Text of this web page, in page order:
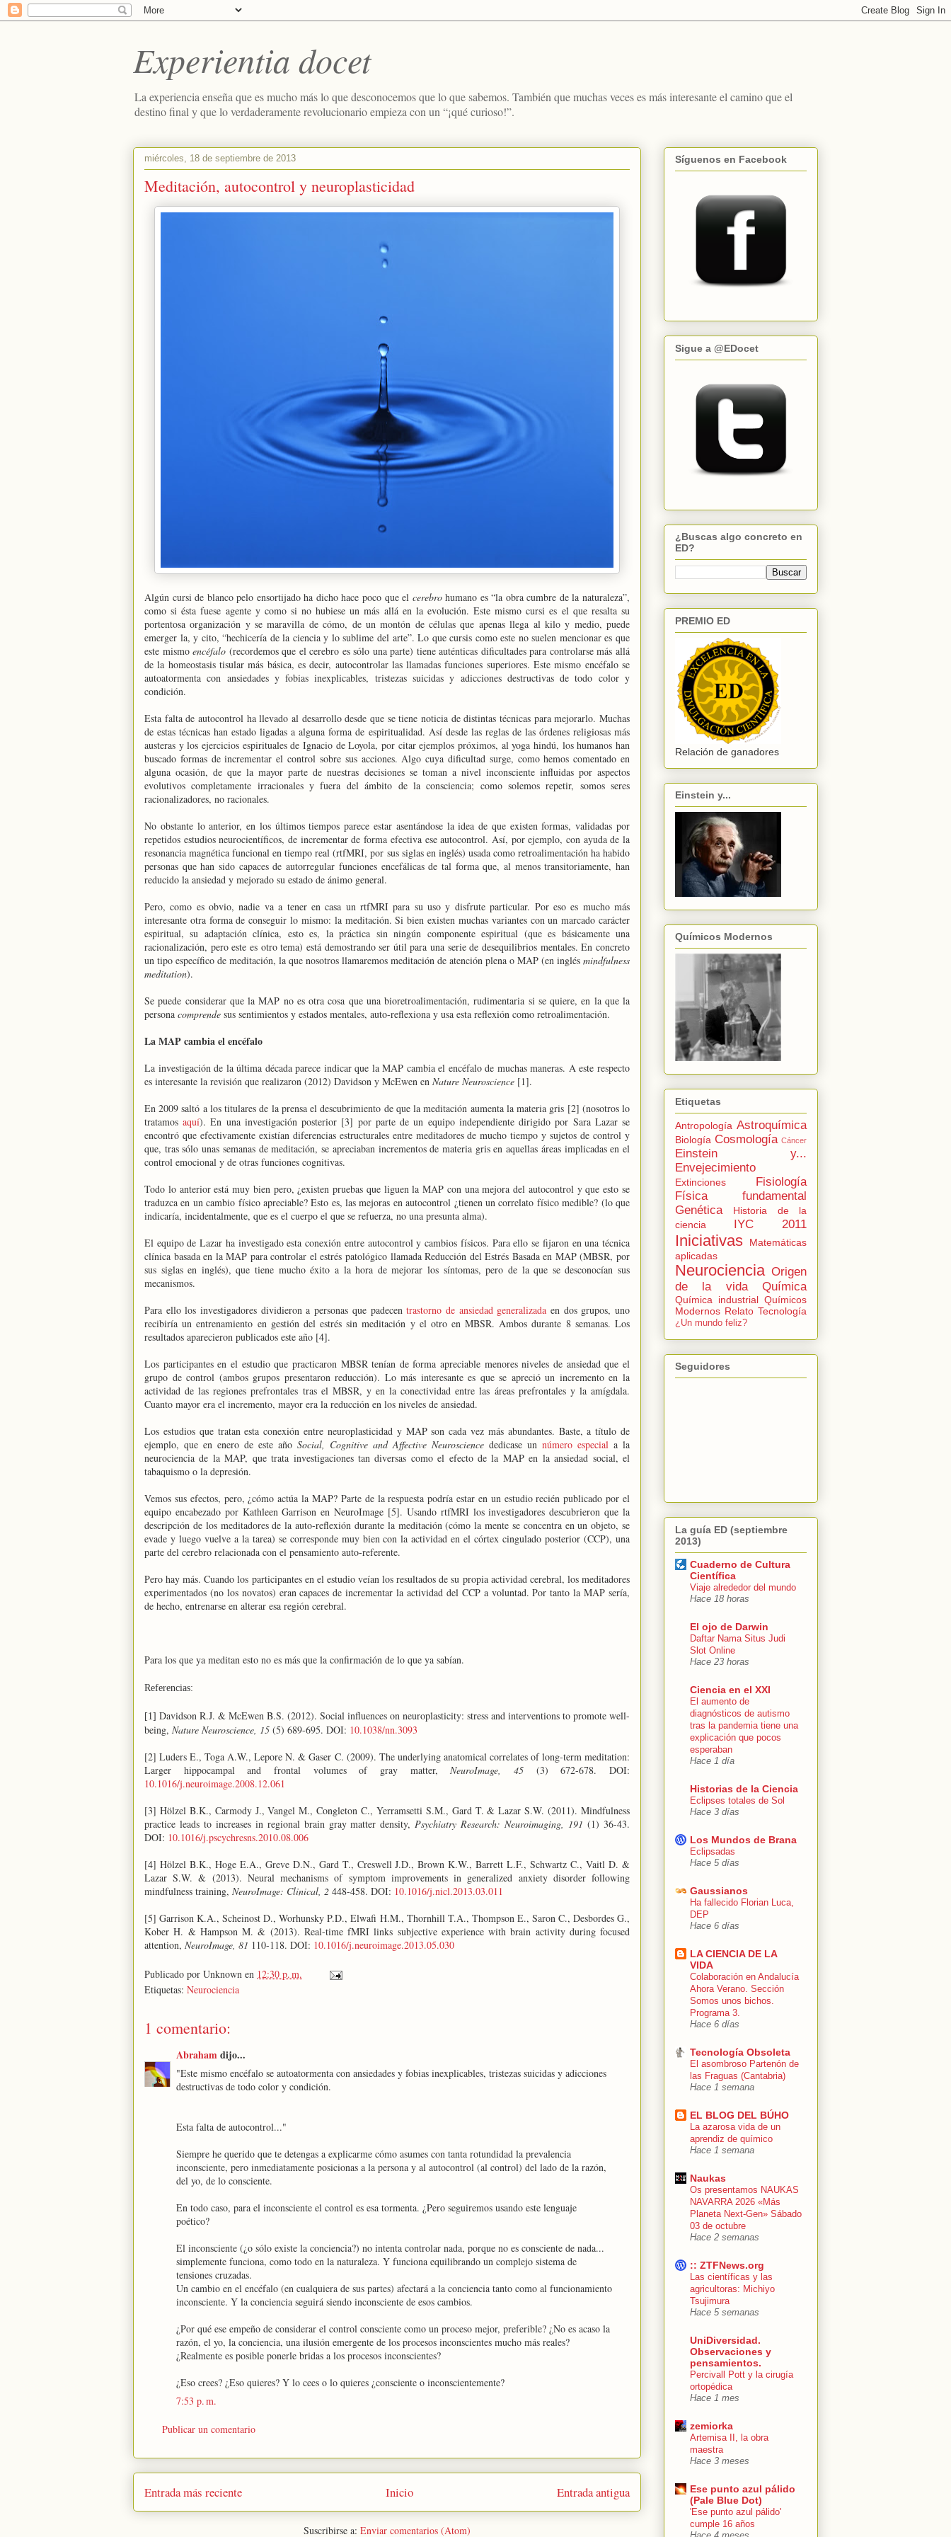
Experientia docet
La experiencia enseña que es mucho más lo que desconocemos que lo que sabemos. También que muchas veces es más interesante el camino que el
destino final y que lo verdaderamente revolucionario empieza con un “¡qué curioso!”.
miércoles, 18 de septiembre de 2013
Meditación, autocontrol y neuroplasticidad
Algún cursi de blanco pelo ensortijado ha dicho hace poco que el cerebrohumano es “la obra cumbre de la naturaleza”,
como si ésta fuese agente y como si no hubiese un más allá en la evolución. Este mismo cursi es el que resalta su
portentosa organización y se maravilla de cómo, de un montón de células que apenas llega al kilo y medio, puede
emerger la, y cito, “hechicería de la ciencia y lo sublime del arte”. Lo que cursis como este no suelen mencionar es que
este mismoencéfalo (recordemos que el cerebro es sólo una parte) tiene auténticas dificultades para controlarse más allá
de la homeostasis tisular más básica, es decir, autocontrolar las llamadas funciones superiores. Este mismo encéfalo se
autoatormenta con ansiedades y fobias inexplicables, tristezas suicidas y adicciones destructivas de todo color y
condición.
Esta falta de autocontrol ha llevado al desarrollo desde que se tiene noticia de distintas técnicas para mejorarlo. Muchas
de estas técnicas han estado ligadas a alguna forma de espiritualidad. Así desde las reglas de las órdenes religiosas más
austeras y los ejercicios espirituales de Ignacio de Loyola, por citar ejemplos próximos, al yoga hindú, los humanos han
buscado formas de incrementar el control sobre sus acciones. Algo cuya dificultad surge, como hemos comentado en
alguna ocasión, de que la mayor parte de nuestras decisiones se toman a nivel inconsciente influidas por aspectos
evolutivos completamente irracionales y fuera del ámbito de la consciencia; como solemos repetir, somos seres
racionalizadores, no racionales.
No obstante lo anterior, en los últimos tiempos parece estar asentándose la idea de que existen formas, validadas por
repetidos estudios neurocientíficos, de incrementar de forma efectiva ese autocontrol. Así, por ejemplo, con ayuda de la
resonancia magnética funcional en tiempo real (rtfMRI, por sus siglas en inglés) usada como retroalimentación ha habido
personas que han sido capaces de autorregular funciones encefálicas de tal forma que, al menos transitoriamente, han
reducido la ansiedad y mejorado su estado de ánimo general.
Pero, como es obvio, nadie va a tener en casa un rtfMRI para su uso y disfrute particular. Por eso es mucho más
interesante otra forma de conseguir lo mismo: la meditación. Si bien existen muchas variantes con un marcado carácter
espiritual, su adaptación clínica, esto es, la práctica sin ningún componente espiritual (que es básicamente una
racionalización, pero este es otro tema) está demostrando ser útil para una serie de desequilibrios mentales. En concreto
un tipo específico de meditación, la que nosotros llamaremos meditación de atención plena o MAP (en inglés mindfulness
meditation).
Se puede considerar que la MAP no es otra cosa que una bioretroalimentación, rudimentaria si se quiere, en la que la
persona comprende sus sentimientos y estados mentales, auto-reflexiona y usa esta reflexión como retroalimentación.
La MAP cambia el encéfalo
La investigación de la última década parece indicar que la MAP cambia el encéfalo de muchas maneras. A este respecto
es interesante la revisión que realizaron (2012) Davidson y McEwen en Nature Neuroscience [1].
En 2009 saltó a los titulares de la prensa el descubrimiento de que la meditación aumenta la materia gris [2] (nosotros lo
tratamosaquí). En una investigación posterior [3] por parte de un equipo independiente dirigido por Sara Lazar se
encontró que efectivamente existían diferencias estructurales entre meditadores de mucho tiempo y sujetos de control y
que, tras sólo unas semanas de meditación, se apreciaban incrementos de materia gris en aquellas áreas implicadas en el
control emocional y de otras funciones cognitivas.
Todo lo anterior está muy bien pero, ¿existen pruebas que liguen la MAP con una mejora del autocontrol y que esto se
traduzca en un cambio físico apreciable? Esto es, las mejoras en autocontrol ¿tienen un correlato físico medible? (lo que
indicaría, incidentalmente, que es el cuerpo el que se refuerza, no una presunta alma).
El equipo de Lazar ha investigado esta conexión entre autocontrol y cambios físicos. Para ello se fijaron en una técnica
clínica basada en la MAP para controlar el estrés patológico llamada Reducción del Estrés Basada en MAP (MBSR, por
sus siglas en inglés), que tiene mucho éxito a la hora de mejorar los síntomas, pero de la que se desconocían sus
mecanismos.
Para ello los investigadores dividieron a personas que padecentrastorno de ansiedad generalizada en dos grupos, uno
recibiría un entrenamiento en gestión del estrés sin meditación y el otro en MBSR. Ambos durante 8 semanas. Los
resultados aparecieron publicados este año [4].
Los participantes en el estudio que practicaron MBSR tenían de forma apreciable menores niveles de ansiedad que el
grupo de control (ambos grupos presentaron reducción). Lo más interesante es que se apreció un incremento en la
actividad de las regiones prefrontales tras el MBSR, y en la conectividad entre las áreas prefrontales y la amígdala.
Cuanto mayor era el incremento, mayor era la reducción en los niveles de ansiedad.
Los estudios que tratan esta conexión entre neuroplasticidad y MAP son cada vez más abundantes. Baste, a título de
ejemplo, que en enero de este año Social, Cognitive and Affective Neuroscience dedicase un número especial a la
neurociencia de la MAP, que trata investigaciones tan diversas como el efecto de la MAP en la ansiedad social, el
tabaquismo o la depresión.
Vemos sus efectos, pero, ¿cómo actúa la MAP? Parte de la respuesta podría estar en un estudio recién publicado por el
equipo encabezado por Kathleen Garrison en NeuroImage [5]. Usando rtfMRI los investigadores descubrieron que la
descripción de los meditadores de la auto-reflexión durante la meditación (cómo la mente se concentra en un objeto, se
evade y luego vuelve a la tarea) se corresponde muy bien con la actividad en el córtex cingulado posterior (CCP), una
parte del cerebro relacionada con el pensamiento auto-referente.
Pero hay más. Cuando los participantes en el estudio veían los resultados de su propia actividad cerebral, los meditadores
experimentados (no los novatos) eran capaces de incrementar la actividad del CCP a voluntad. Por tanto la MAP sería,
de hecho, entrenarse en alterar esa región cerebral.
Para los que ya meditan esto no es más que la confirmación de lo que ya sabían.
Referencias:
[1] Davidson R.J. & McEwen B.S. (2012). Social influences on neuroplasticity: stress and interventions to promote well-
being, Nature Neuroscience, 15 (5) 689-695. DOI: 10.1038/nn.3093
[2] Luders E., Toga A.W., Lepore N. & Gaser C. (2009). The underlying anatomical correlates of long-term meditation:
Larger hippocampal and frontal volumes of gray matter,NeuroImage, 45 (3) 672-678. DOI:
10.1016/j.neuroimage.2008.12.061
[3] Hölzel B.K., Carmody J., Vangel M., Congleton C., Yerramsetti S.M., Gard T. & Lazar S.W. (2011). Mindfulness
practice leads to increases in regional brain gray matter density,Psychiatry Research: Neuroimaging, 191 (1) 36-43.
DOI: 10.1016/j.pscychresns.2010.08.006
[4] Hölzel B.K., Hoge E.A., Greve D.N., Gard T., Creswell J.D., Brown K.W., Barrett L.F., Schwartz C., Vaitl D. &
Lazar S.W. & (2013). Neural mechanisms of symptom improvements in generalized anxiety disorder following
mindfulness training, NeuroImage: Clinical, 2 448-458. DOI: 10.1016/j.nicl.2013.03.011
[5] Garrison K.A., Scheinost D., Worhunsky P.D., Elwafi H.M., Thornhill T.A., Thompson E., Saron C., Desbordes G.,
Kober H. & Hampson M. & (2013). Real-time fMRI links subjective experience with brain activity during focused
attention, NeuroImage, 81 110-118. DOI: 10.1016/j.neuroimage.2013.05.030
Publicado por Unknown en 12:30 p. m.
Etiquetas: Neurociencia
1 comentario:
Abrahamdijo...
"Este mismo encéfalo se autoatormenta con ansiedades y fobias inexplicables, tristezas suicidas y adicciones
destructivas de todo color y condición.
Esta falta de autocontrol..."
Siempre he querido que te detengas a explicarme cómo asumes con tanta rotundidad la prevalencia
inconsciente, pero inmediatamente posicionas a la persona y al autocontrol (al control) del lado de la razón,
del yo, de lo consciente.
En todo caso, para el inconsciente el control es esa tormenta. ¿Pero seguiremos usando este lenguaje
poético?
El inconsciente (¿o sólo existe la conciencia?) no intenta controlar nada, porque no es consciente de nada...
simplemente funciona, como todo en la naturaleza. Y funciona equilibrando un complejo sistema de
tensiones cruzadas.
Un cambio en el encéfalo (en cualquiera de sus partes) afectará a la conciencia tanto como al funcionamiento
inconsciente. Y la conciencia seguirá siendo inconsciente de esos cambios.
¿Por qué ese empeño de considerar el control consciente como un proceso mejor, preferible? ¿No es acaso la
razón, el yo, la conciencia, una ilusión emergente de los procesos inconscientes mucho más reales?
¿Realmente es posible ponerle bridas a los procesos inconscientes?
¿Eso crees? ¿Eso quieres? Y lo cees o lo quieres ¿consciente o inconscientemente?
7:53 p. m.
Publicar un comentario
Entrada más reciente Entrada antigua
Inicio
Suscribirse a: Enviar comentarios (Atom)
Síguenos en Facebook
Sigue a @EDocet
¿Buscas algo concreto en
ED?
PREMIO ED
Relación de ganadores
Einstein y...
Químicos Modernos
Etiquetas
Antropología Astroquímica
Biología Cosmología Cáncer
Einstein y...
Envejecimiento
Extinciones
Fisiología
Física fundamental
Genética
Historia de la
ciencia
IYC 2011
Iniciativas
Matemáticas
aplicadas
Neurociencia Origen
de la vida
Química
Química industrial Químicos
Modernos Relato Tecnología
¿Un mundo feliz?
Seguidores
La guía ED (septiembre
2013)
Cuaderno de Cultura
Científica
Viaje alrededor del mundo
Hace 18 horas
El ojo de Darwin
Daftar Nama Situs Judi
Slot Online
Hace 23 horas
Ciencia en el XXI
El aumento de
diagnósticos de autismo
tras la pandemia tiene una
explicación que pocos
esperaban
Hace 1 día
Historias de la Ciencia
Eclipses totales de Sol
Hace 3 días
Los Mundos de Brana
Eclipsadas
Hace 5 días
Gaussianos
Ha fallecido Florian Luca,
DEP
Hace 6 días
LA CIENCIA DE LA
VIDA
Colaboración en Andalucía
Ahora Verano. Sección
Somos unos bichos.
Programa 3.
Hace 6 días
Tecnología Obsoleta
El asombroso Partenón de
las Fraguas (Cantabria)
Hace 1 semana
EL BLOG DEL BÚHO
La azarosa vida de un
aprendiz de químico
Hace 1 semana
Naukas
Os presentamos NAUKAS
NAVARRA 2026 «Más
Planeta Next-Gen» Sábado
03 de octubre
Hace 2 semanas
:: ZTFNews.org
Las científicas y las
agricultoras: Michiyo
Tsujimura
Hace 5 semanas
UniDiversidad.
Observaciones y
pensamientos.
Percivall Pott y la cirugía
ortopédica
Hace 1 mes
zemiorka
Artemisa II, la obra
maestra
Hace 3 meses
Ese punto azul pálido
(Pale Blue Dot)
'Ese punto azul pálido'
cumple 16 años